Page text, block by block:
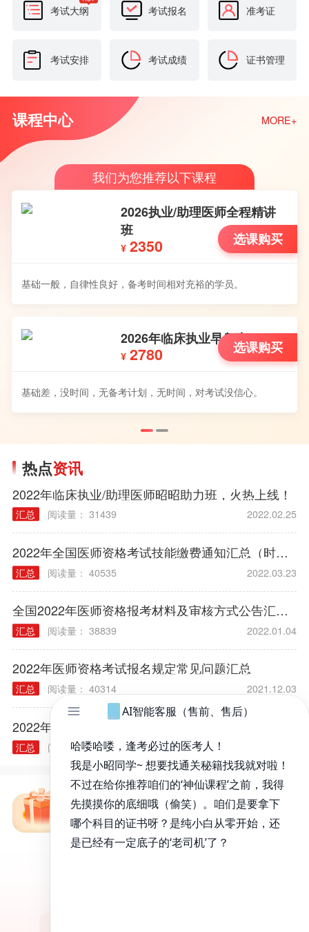
考试大纲 考试报名 准考证
考试安排 考试成绩 证书管理
课程中心 MORE+
我们为您推荐以下课程
2026执业/助理医师全程精讲
班
¥ 2350 选课购买
基础一般，自律性良好，备考时间相对充裕的学员。
2026年临床执业早鸟班
¥ 2780 选课购买
基础差，没时间，无备考计划，无时间，对考试没信心。
热点资讯
2022年临床执业/助理医师昭昭助力班，火热上线！
汇总 阅读量： 31439 2022.02.25
2022年全国医师资格考试技能缴费通知汇总（时间/方式/标准）
汇总 阅读量： 40535 2022.03.23
全国2022年医师资格报考材料及审核方式公告汇总（各考区）
汇总 阅读量： 38839 2022.01.04
2022年医师资格考试报名规定常见问题汇总
汇总 阅读量： 40314 2021.12.03
2022年各类执业/助理医师实践技能大纲汇总
汇总 阅读量： 40240
免费备考资料包